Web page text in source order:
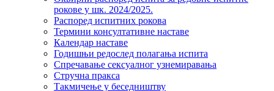
рокове у шк. 2024/2025.
Распоред испитних рокова
Термини консултативне наставе
Календар наставе
Годишњи редослед полагања испита
Спречавање сексуалног узнемиравања
Стручна пракса
Такмичење у беседништву